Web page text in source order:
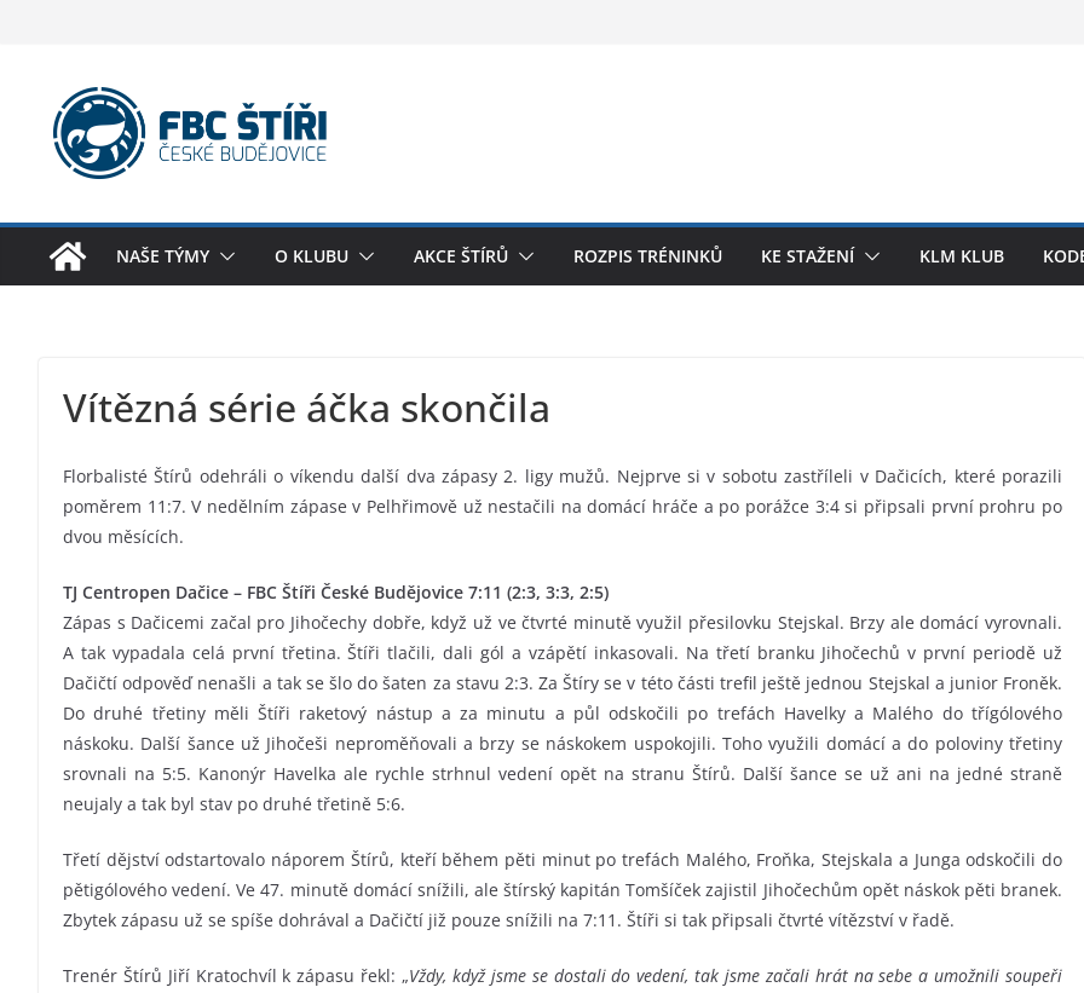
NAŠE TÝMY O KLUBU AKCE ŠTÍRŮ ROZPIS TRÉNINKŮ KE STAŽENÍ KLM KLUB
Vítězná série áčka skončila
Florbalisté Štírů odehráli o víkendu další dva zápasy 2. ligy mužů. Nejprve si v sobotu zastříleli v Dačicích, které porazili
poměrem 11:7. V nedělním zápase v Pelhřimově už nestačili na domácí hráče a po porážce 3:4 si připsali první prohru po
dvou měsících.
TJ Centropen Dačice – FBC Štíři České Budějovice 7:11 (2:3, 3:3, 2:5)
Zápas s Dačicemi začal pro Jihočechy dobře, když už ve čtvrté minutě využil přesilovku Stejskal. Brzy ale domácí vyrovnali.
A tak vypadala celá první třetina. Štíři tlačili, dali gól a vzápětí inkasovali. Na třetí branku Jihočechů v první periodě už
Dačičtí odpověď nenašli a tak se šlo do šaten za stavu 2:3. Za Štíry se v této části trefil ještě jednou Stejskal a junior Froněk.
Do druhé třetiny měli Štíři raketový nástup a za minutu a půl odskočili po trefách Havelky a Malého do třígólového
náskoku. Další šance už Jihočeši neproměňovali a brzy se náskokem uspokojili. Toho využili domácí a do poloviny třetiny
srovnali na 5:5. Kanonýr Havelka ale rychle strhnul vedení opět na stranu Štírů. Další šance se už ani na jedné straně
neujaly a tak byl stav po druhé třetině 5:6.
Třetí dějství odstartovalo náporem Štírů, kteří během pěti minut po trefách Malého, Froňka, Stejskala a Junga odskočili do
pětigólového vedení. Ve 47. minutě domácí snížili, ale štírský kapitán Tomšíček zajistil Jihočechům opět náskok pěti branek.
Zbytek zápasu už se spíše dohrával a Dačičtí již pouze snížili na 7:11. Štíři si tak připsali čtvrté vítězství v řadě.
Trenér Štírů Jiří Kratochvíl k zápasu řekl: „Vždy, když jsme se dostali do vedení, tak jsme začali hrát na sebe a umožnili soupeři